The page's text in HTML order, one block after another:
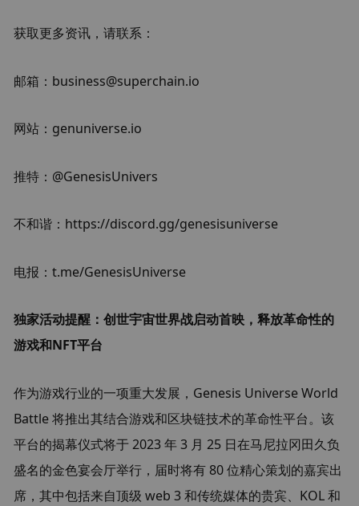
获取更多资讯，请联系：
邮箱：business@superchain.io
网站：genuniverse.io
推特：@GenesisUnivers
不和谐：https://discord.gg/genesisuniverse
电报：t.me/GenesisUniverse
独家活动提醒：创世宇宙世界战启动首映，释放革命性的
游戏和NFT平台
作为游戏行业的一项重大发展，Genesis Universe World
Battle 将推出其结合游戏和区块链技术的革命性平台。该
平台的揭幕仪式将于 2023 年 3 月 25 日在马尼拉冈田久负
盛名的金色宴会厅举行，届时将有 80 位精心策划的嘉宾出
席，其中包括来自顶级 web 3 和传统媒体的贵宾、KOL 和